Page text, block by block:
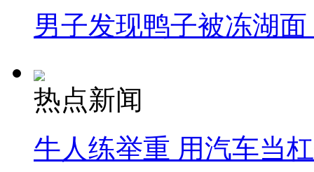
男子发现鸭子被冻湖
热点新闻
牛人练举重 用汽车当